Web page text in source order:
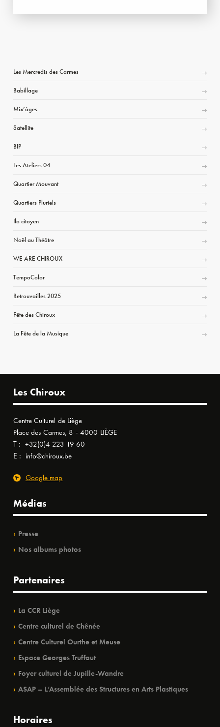
Les Mercredis des Carmes
Babillage
Mix’âges
Satellite
BIP
Les Ateliers 04
Quartier Mouvant
Quartiers Pluriels
Ilo citoyen
Noël au Théâtre
WE ARE CHIROUX
TempoColor
Retrouvailles 2025
Fête des Chiroux
La Fête de la Musique
Les Chiroux
Centre Culturel de Liège
Place des Carmes, 8 - 4000 LIÈGE
T : +32(0)4 223 19 60
E : info@chiroux.be
Google map
Médias
Presse
Nos albums photos
Partenaires
La CCR Liège
Centre culturel de Chênée
Centre Culturel Ourthe et Meuse
Espace Georges Truffaut
Foyer culturel de Jupille-Wandre
ASAP – L’Assemblée des Structures en Arts Plastiques
Horaires